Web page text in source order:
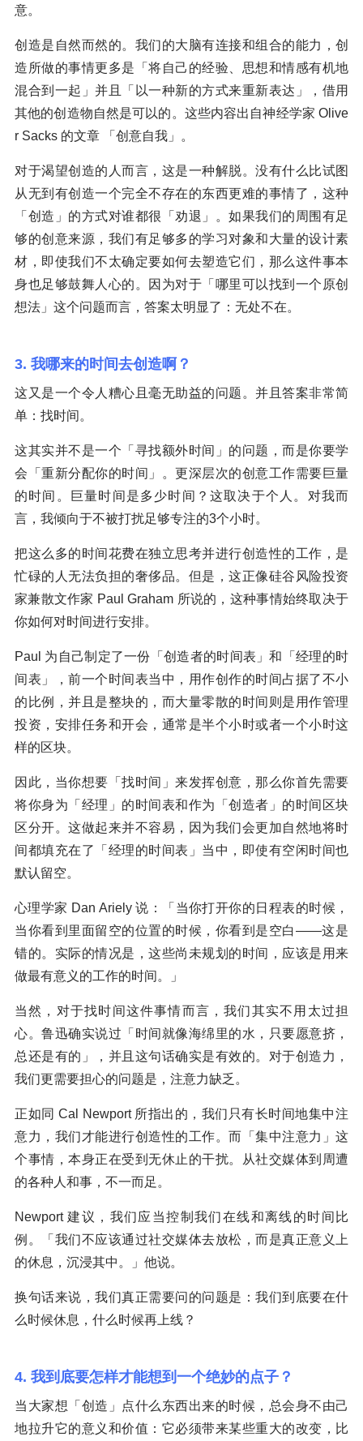
意。
创造是自然而然的。我们的大脑有连接和组合的能力，创
造所做的事情更多是「将自己的经验、思想和情感有机地
混合到一起」并且「以一种新的方式来重新表达」，借用
其他的创造物自然是可以的。这些内容出自神经学家 Olive
r Sacks 的文章 「创意自我」。
对于渴望创造的人而言，这是一种解脱。没有什么比试图
从无到有创造一个完全不存在的东西更难的事情了，这种
「创造」的方式对谁都很「劝退」。如果我们的周围有足
够的创意来源，我们有足够多的学习对象和大量的设计素
材，即使我们不太确定要如何去塑造它们，那么这件事本
身也足够鼓舞人心的。因为对于「哪里可以找到一个原创
想法」这个问题而言，答案太明显了：无处不在。
3. 我哪来的时间去创造啊？
这又是一个令人糟心且毫无助益的问题。并且答案非常简
单：找时间。
这其实并不是一个「寻找额外时间」的问题，而是你要学
会「重新分配你的时间」。更深层次的创意工作需要巨量
的时间。巨量时间是多少时间？这取决于个人。对我而
言，我倾向于不被打扰足够专注的3个小时。
把这么多的时间花费在独立思考并进行创造性的工作，是
忙碌的人无法负担的奢侈品。但是，这正像硅谷风险投资
家兼散文作家 Paul Graham 所说的，这种事情始终取决于
你如何对时间进行安排。
Paul 为自己制定了一份「创造者的时间表」和「经理的时
间表」，前一个时间表当中，用作创作的时间占据了不小
的比例，并且是整块的，而大量零散的时间则是用作管理
投资，安排任务和开会，通常是半个小时或者一个小时这
样的区块。
因此，当你想要「找时间」来发挥创意，那么你首先需要
将你身为「经理」的时间表和作为「创造者」的时间区块
区分开。这做起来并不容易，因为我们会更加自然地将时
间都填充在了「经理的时间表」当中，即使有空闲时间也
默认留空。
心理学家 Dan Ariely 说：「当你打开你的日程表的时候，
当你看到里面留空的位置的时候，你看到是空白——这是
错的。实际的情况是，这些尚未规划的时间，应该是用来
做最有意义的工作的时间。」
当然，对于找时间这件事情而言，我们其实不用太过担
心。鲁迅确实说过「时间就像海绵里的水，只要愿意挤，
总还是有的」，并且这句话确实是有效的。对于创造力，
我们更需要担心的问题是，注意力缺乏。
正如同 Cal Newport 所指出的，我们只有长时间地集中注
意力，我们才能进行创造性的工作。而「集中注意力」这
个事情，本身正在受到无休止的干扰。从社交媒体到周遭
的各种人和事，不一而足。
Newport 建议，我们应当控制我们在线和离线的时间比
例。「我们不应该通过社交媒体去放松，而是真正意义上
的休息，沉浸其中。」他说。
换句话来说，我们真正需要问的问题是：我们到底要在什
么时候休息，什么时候再上线？
4. 我到底要怎样才能想到一个绝妙的点子？
当大家想「创造」点什么东西出来的时候，总会身不由己
地拉升它的意义和价值：它必须带来某些重大的改变，比